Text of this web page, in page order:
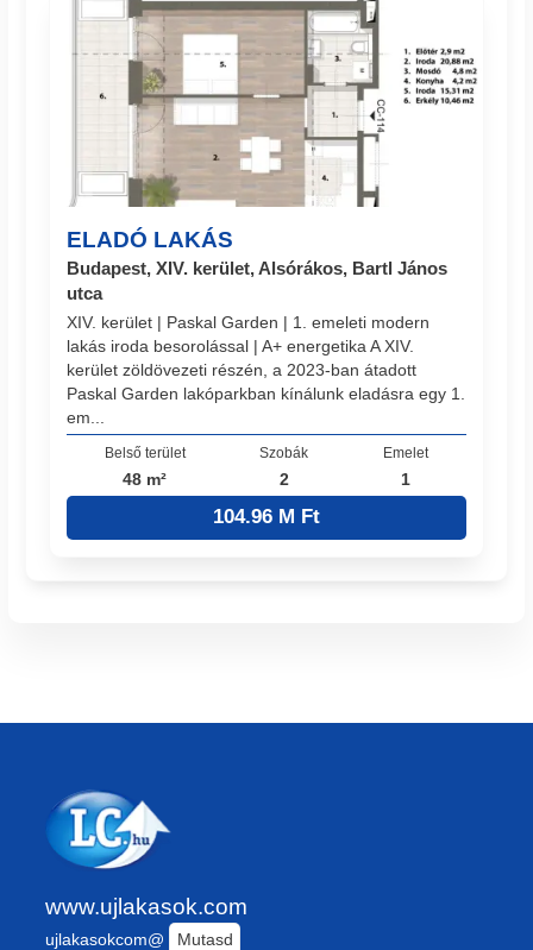
ELADÓ LAKÁS
Budapest, XIV. kerület, Alsórákos, Bartl János
utca
XIV. kerület | Paskal Garden | 1. emeleti modern
lakás iroda besorolással | A+ energetika A XIV.
kerület zöldövezeti részén, a 2023-ban átadott
Paskal Garden lakóparkban kínálunk eladásra egy 1.
em...
Belső terület
48 m²
Szobák
2
Emelet
1
104.96 M Ft
www.ujlakasok.com
ujlakasokcom@
Mutasd